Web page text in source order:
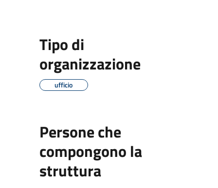
Tipo di
organizzazione
ufficio
Persone che
compongono la
struttura